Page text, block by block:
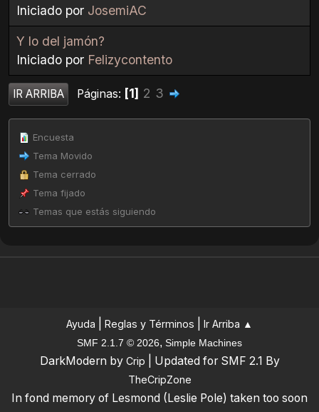
Iniciado por JosemiAC
Y lo del jamón?
Iniciado por Felizycontento
IR ARRIBA Páginas 1 2 3
Encuesta
Tema Movido
Tema cerrado
Tema fijado
Temas que estás siguiendo
Ayuda Reglas y Términos Ir Arriba ▲
SMF 2.1.7 © 2026, Simple Machines
DarkModern by Crip | Updated for SMF 2.1 By
TheCripZone
In fond memory of Lesmond (Leslie Pole) taken too soon